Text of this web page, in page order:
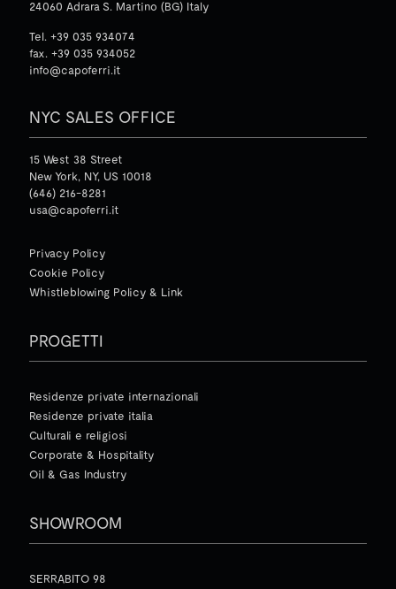
24060 Adrara S. Martino (BG) Italy
Tel. +39 035 934074
fax. +39 035 934052
info@capoferri.it
NYC SALES OFFICE
15 West 38 Street
New York, NY, US 10018
(646) 216-8281
usa@capoferri.it
Privacy Policy
Cookie Policy
Whistleblowing Policy & Link
PROGETTI
Residenze private internazionali
Residenze private italia
Culturali e religiosi
Corporate & Hospitality
Oil & Gas Industry
SHOWROOM
SERRABITO 98